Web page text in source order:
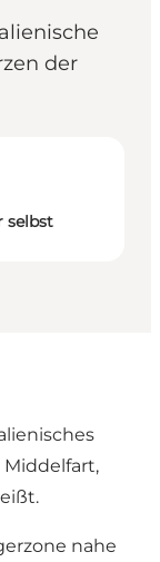
der
selbst
nahe